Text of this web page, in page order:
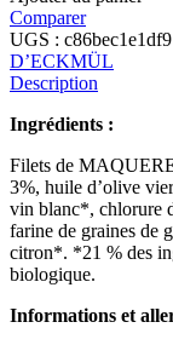
Comparer
UGS : c86bec1e1df9
D’ECKMÜL
Description
Ingrédients :
Filets de
3%, huile d’olive
vin blanc*, chlorure
farine de graines de
citron*. *21 % des
biologique.
Informations et